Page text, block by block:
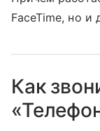
FaceTime, но и
Как